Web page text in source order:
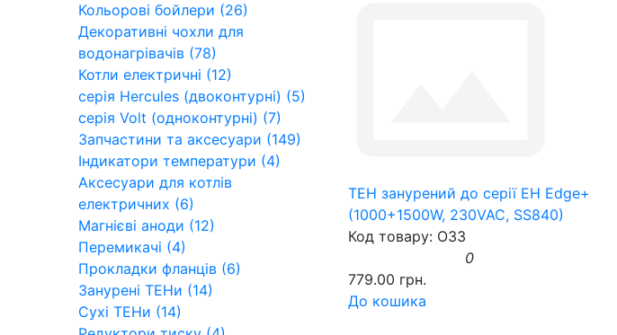
Кольорові бойлери (26)
Декоративні чохли для
водонагрівачів (78)
Котли електричні (12)
серія Hercules (двоконтурні) (5)
серія Volt (одноконтурні) (7)
Запчастини та аксесуари (149)
Індикатори температури (4)
Аксесуари для котлів
електричних (6)
Магнієві аноди (12)
Перемикачі (4)
Прокладки фланців (6)
Занурені ТЕНи (14)
Сухі ТЕНи (14)
ТЕН занурений до серії EH Edge+
(1000+1500W, 230VAC, SS840)
Код товару: O33
0
779.00 грн.
До кошика